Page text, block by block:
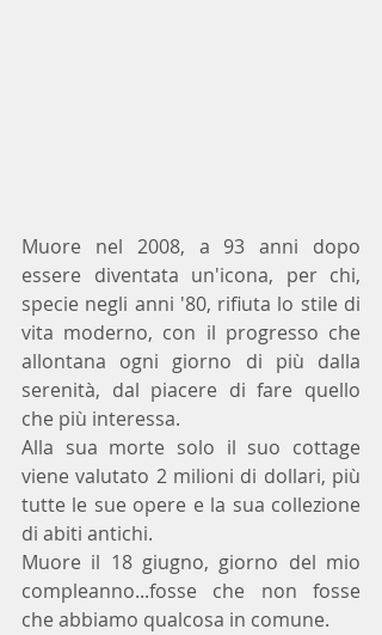
Muore nel 2008, a 93 anni dopo
essere diventata un'icona, per chi,
specie negli anni '80, rifiuta lo stile di
vita moderno, con il progresso che
allontana ogni giorno di più dalla
serenità, dal piacere di fare quello
che più interessa.
Alla sua morte solo il suo cottage
viene valutato 2 milioni di dollari, più
tutte le sue opere e la sua collezione
di abiti antichi.
Muore il 18 giugno, giorno del mio
compleanno...fosse che non fosse
che abbiamo qualcosa in comune.